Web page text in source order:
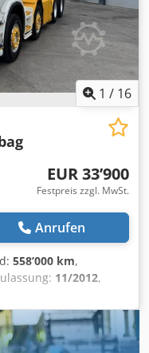
1 / 16
EUR 33’900
Festpreis zzgl. MwSt.
Anrufen
558’000 km,
11/2012,
, Emissionsklasse:
Klima- Sobag
Nviyjx Ahkoa Blatt-